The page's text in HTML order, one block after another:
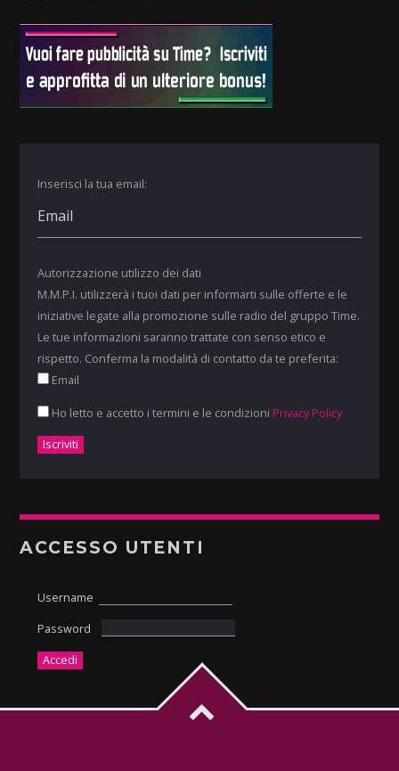
Inserisci la tua email:
Autorizzazione utilizzo dei dati
M.M.P.I. utilizzerà i tuoi dati per informarti sulle offerte e le
iniziative legate alla promozione sulle radio del gruppo Time.
Le tue informazioni saranno trattate con senso etico e
rispetto. Conferma la modalità di contatto da te preferita:
Email
Ho letto e accetto i termini e le condizioni Privacy Policy
ACCESSO UTENTI
Username
Password